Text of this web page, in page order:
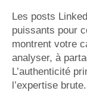
Les posts
puissants pour
montrent votre
analyser, à
L’authenticité
l’expertise